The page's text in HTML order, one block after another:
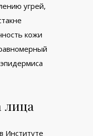
угрей,
кожи
лица
Институте